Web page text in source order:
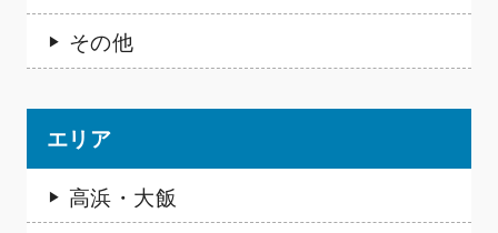
その他
エリア
高浜・大飯